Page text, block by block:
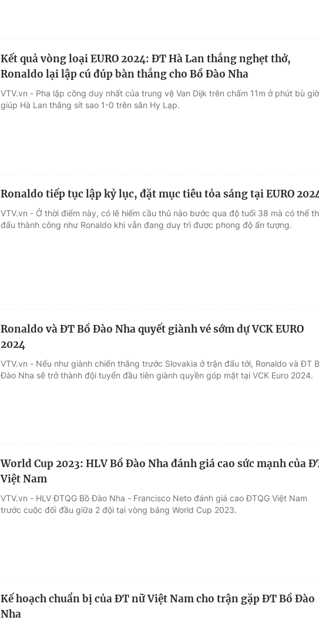
Kết quả vòng loại EURO 2024: ĐT Hà Lan thắng nghẹt thở,
Ronaldo lại lập cú đúp bàn thắng cho Bồ Đào Nha
VTV.vn - Pha lập công duy nhất của trung vệ Van Dijk trên chấm 11m ở phút bù giờ
giúp Hà Lan thắng sít sao 1-0 trên sân Hy Lạp.
Ronaldo tiếp tục lập kỷ lục, đặt mục tiêu tỏa sáng tại EURO
VTV.vn - Ở thời điểm này, có lẽ hiếm cầu thủ nào bước qua độ tuổi 38 mà có thể
đấu thành công như Ronaldo khi vẫn đang duy trì được phong độ ấn tượng.
Ronaldo và ĐT Bồ Đào Nha quyết giành vé sớm dự VCK EURO
2024
VTV.vn - Nếu như giành chiến thắng trước Slovakia ở trận đấu tới, Ronaldo và ĐT
Đào Nha sẽ trở thành đội tuyển đầu tiên giành quyền góp mặt tại VCK Euro 2024.
World Cup 2023: HLV Bồ Đào Nha đánh giá cao sức mạnh của
Việt Nam
VTV.vn - HLV ĐTQG Bồ Đào Nha - Francisco Neto đánh giá cao ĐTQG Việt Nam
trước cuộc đối đầu giữa 2 đội tại vòng bảng World Cup 2023.
Kế hoạch chuẩn bị của ĐT nữ Việt Nam cho trận gặp ĐT Bồ Đào
Nha